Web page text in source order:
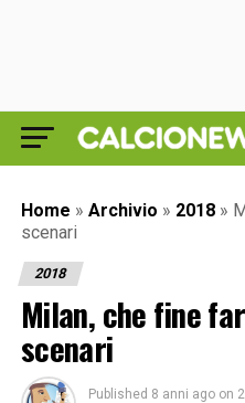
Home » Archivio » 2018 »
scenari
2018
Milan, che fine
scenari
Published 8 anni ago on